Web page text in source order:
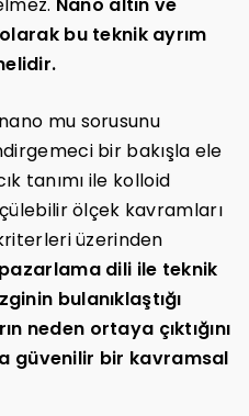
bu teknik ayrım
mu sorusunu
bir bakışla ele
tanımı ile kolloid
ölçek kavramları
üzerinden
dili ile teknik
bulanıklaştığı
neden ortaya çıktığını
güvenilir bir kavramsal